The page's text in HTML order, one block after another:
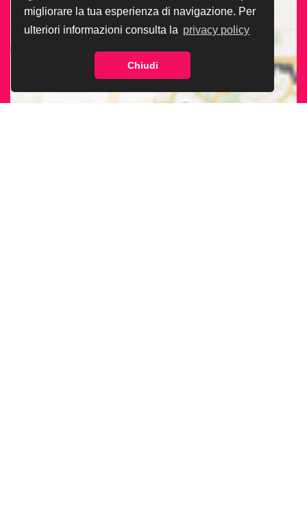
migliorare la tua esperienza di navigazione. Per
ulteriori informazioni consulta la privacy policy
Chiudi